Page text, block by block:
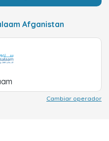
Afganistan
Cambiar operador